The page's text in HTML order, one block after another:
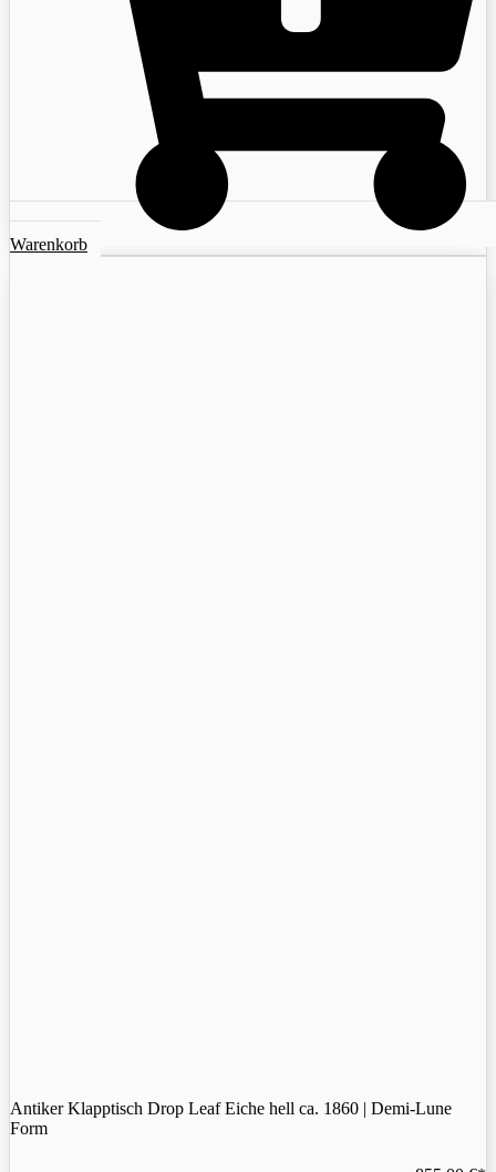
Warenkorb
Antiker Klapptisch Drop Leaf Eiche hell ca. 1860 | Demi-Lune
Form